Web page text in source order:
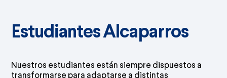
Estudiantes Alcaparros
Nuestros estudiantes están siempre dispuestos a
transformarse para adaptarse a distintas